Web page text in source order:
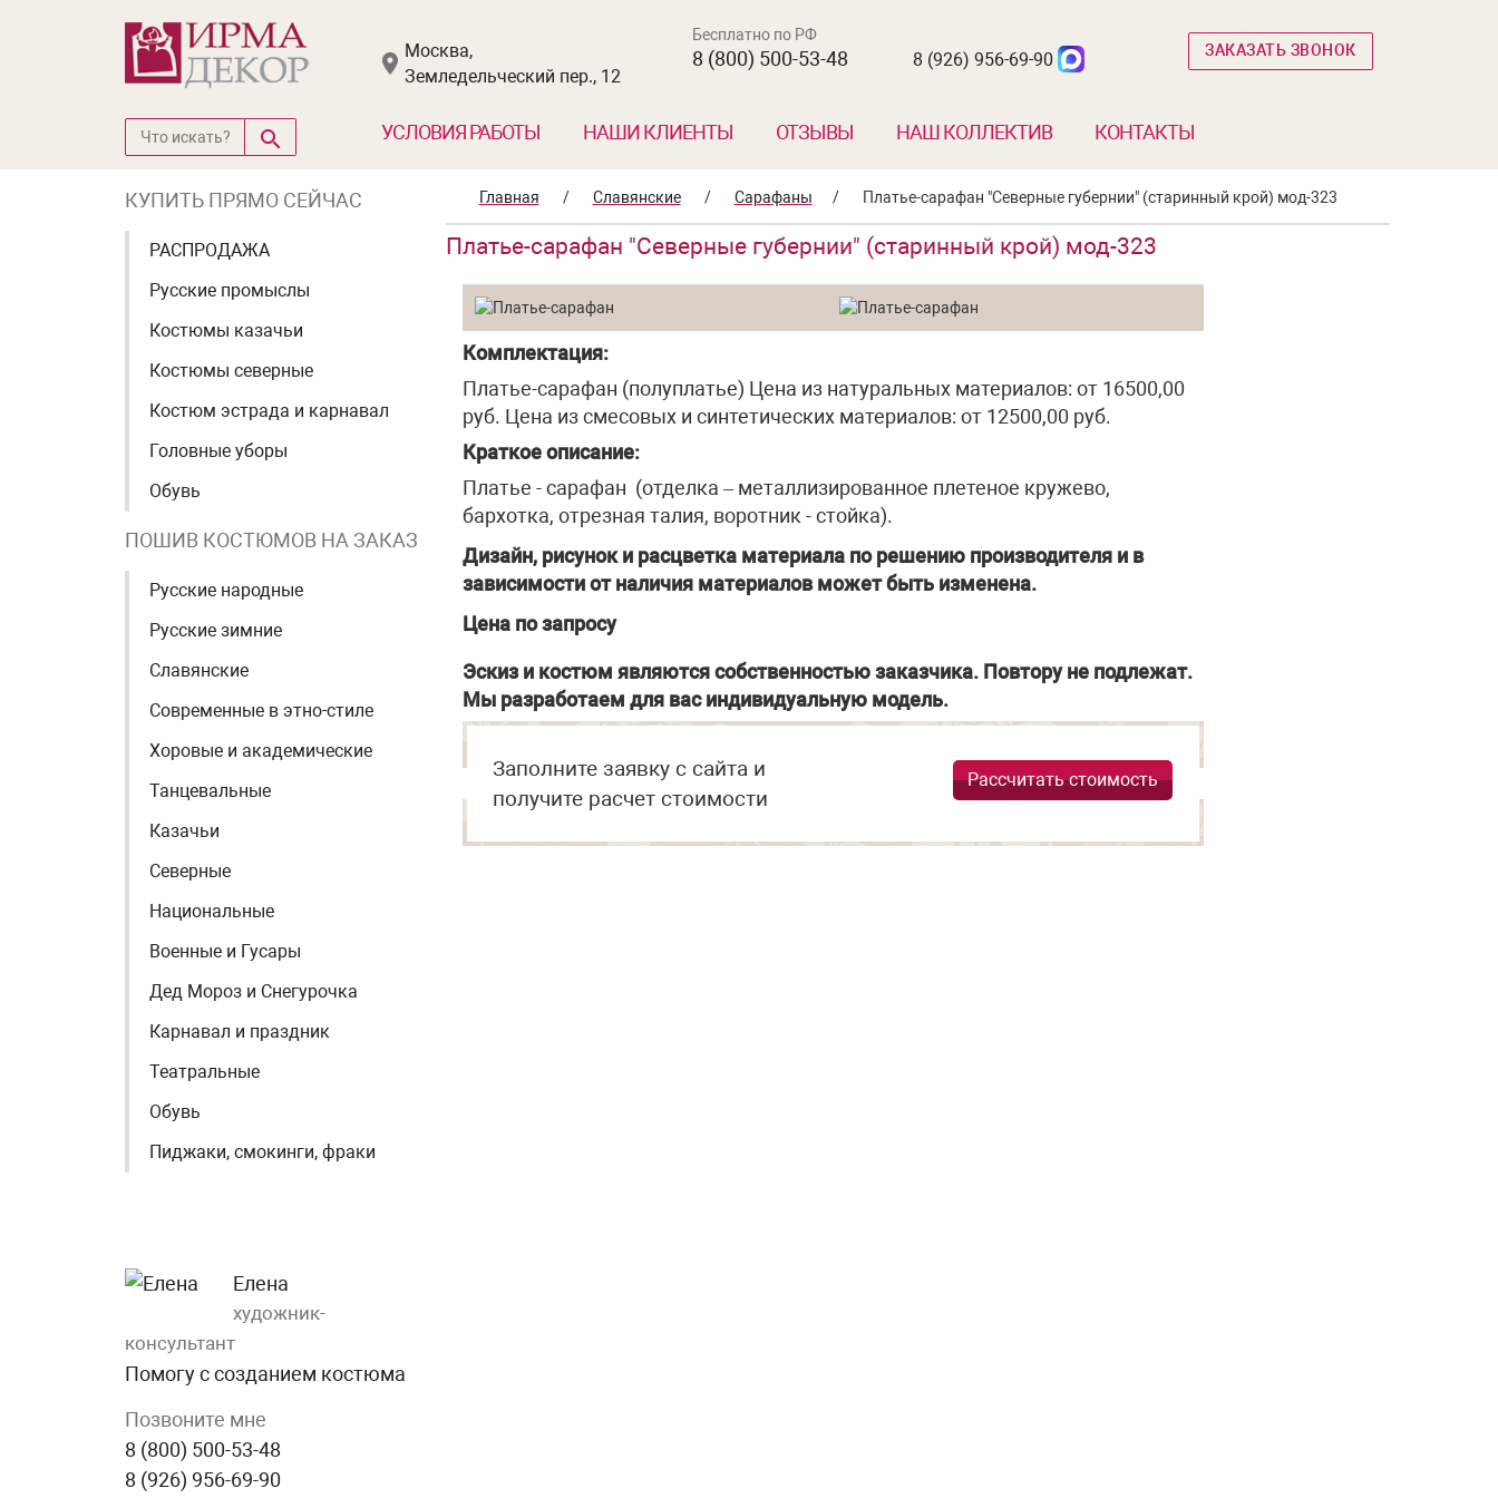
Москва,
Земледельческий пер., 12
Бесплатно по РФ
8 (800) 500-53-48 8 (926) 956-69-90 ЗАКАЗАТЬ ЗВОНОК
УСЛОВИЯ РАБОТЫ НАШИ КЛИЕНТЫ ОТЗЫВЫ НАШ КОЛЛЕКТИВ КОНТАКТЫ
КУПИТЬ ПРЯМО СЕЙЧАС
РАСПРОДАЖА
Русские промыслы
Костюмы казачьи
Костюмы северные
Костюм эстрада и карнавал
Головные уборы
Обувь
ПОШИВ КОСТЮМОВ НА ЗАКАЗ
Русские народные
Русские зимние
Славянские
Современные в этно-стиле
Хоровые и академические
Танцевальные
Казачьи
Северные
Национальные
Военные и Гусары
Дед Мороз и Снегурочка
Карнавал и праздник
Театральные
Обувь
Пиджаки, смокинги, фраки
Елена
художник-
консультант
Помогу с созданием костюма
Позвоните мне
8 (800) 500-53-48
8 (926) 956-69-90
Главная / Славянские / Сарафаны / Платье-сарафан "Северные губернии" (старинный крой) мод-323
Платье-сарафан "Северные губернии" (старинный крой) мод-323
Комплектация:
Платье-сарафан (полуплатье) Цена из натуральных материалов: от 16500,00
руб. Цена из смесовых и синтетических материалов: от 12500,00 руб.
Краткое описание:
Платье - сарафан (отделка – металлизированное плетеное кружево,
бархотка, отрезная талия, воротник - стойка).
Дизайн, рисунок и расцветка материала по решению производителя и в
зависимости от наличия материалов может быть изменена.
Цена по запросу
Эскиз и костюм являются собственностью заказчика. Повтору не подлежат.
Мы разработаем для вас индивидуальную модель.
Заполните заявку с сайта и
получите расчет стоимости
Рассчитать стоимость